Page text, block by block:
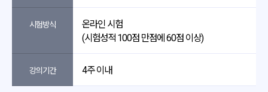
시험방식
온라인 시험
(시험성적 100점 만점에 60점 이상)
강의기간 4주 이내